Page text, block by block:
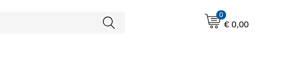
0
€ 0,00